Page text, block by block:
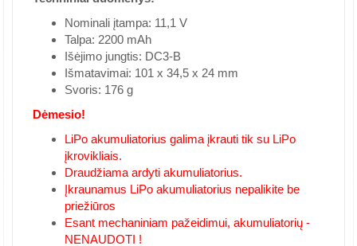
Nominali įtampa: 11,1 V
Talpa: 2200 mAh
Išėjimo jungtis: DC3-B
Išmatavimai: 101 x 34,5 x 24 mm
Svoris: 176 g
Dėmesio!
LiPo akumuliatorius galima įkrauti tik su LiPo
įkrovikliais.
Draudžiama ardyti akumuliatorius.
Įkraunamus LiPo akumuliatorius nepalikite be
priežiūros
Esant mechaniniam pažeidimui, akumuliatorių -
NENAUDOTI !